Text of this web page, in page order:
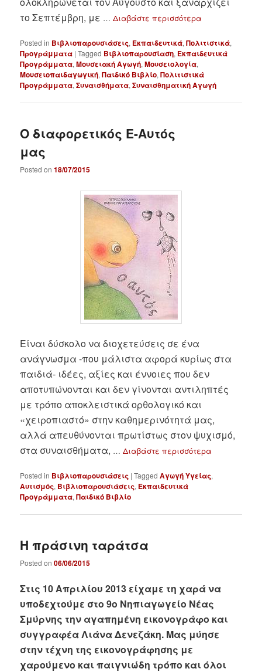
το Σεπτέμβρη, με …Διαβάστε περισσότερα
Posted in Βιβλιοπαρουσιάσεις, Εκπαιδευτικά,Πολιτιστικά,
Προγράμματα |Tagged Βιβλιοπαρουσίαση, Εκπαιδευτικά
Προγράμματα,Μουσειακή Αγωγή,Μουσειολογία,
Μουσειοπαιδαγωγική,Παιδικό Βιβλίο,Πολιτιστικά
Προγράμματα,Συναισθήματα,Συναισθηματική Αγωγή
Ο διαφορετικός Ε-Αυτός
μας
Posted on18/07/2015
Είναι δύσκολο να διοχετεύσεις σε ένα
ανάγνωσμα -που μάλιστα αφορά κυρίως στα
παιδιά- ιδέες, αξίες και έννοιες που δεν
αποτυπώνονται και δεν γίνονται αντιληπτές
με τρόπο αποκλειστικά ορθολογικό και
«χειροπιαστό» στην καθημερινότητά μας,
αλλά απευθύνονται πρωτίστως στον ψυχισμό,
στα συναισθήματα, …Διαβάστε περισσότερα
Posted in Βιβλιοπαρουσιάσεις |Tagged Αγωγή Υγείας,
Αυτισμός, Βιβλιοπαρουσιάσεις, Εκπαιδευτικά
Προγράμματα,Παιδικό Βιβλίο
Η πράσινη ταράτσα
Posted on06/06/2015
Στις 10 Απριλίου 2013 είχαμε τη χαρά να
υποδεχτούμε στο 9ο Νηπιαγωγείο Νέας
Σμύρνης την αγαπημένη εικονογράφο και
συγγραφέα Λιάνα Δενεζάκη. Μας μύησε
στην τέχνη της εικονογράφησης με
χαρούμενο και παιγνιώδη τρόπο και όλοι